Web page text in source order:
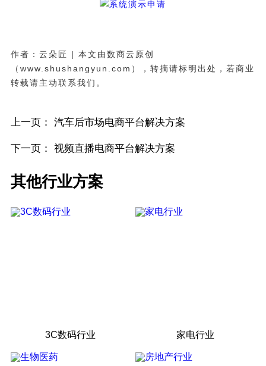
作者：云朵匠 | 本文由数商云原创
（www.shushangyun.com），转摘请标明出处，若商业
转载请主动联系我们。
上一页： 汽车后市场电商平台解决方案
下一页： 视频直播电商平台解决方案
其他行业方案
3C数码行业 家电行业